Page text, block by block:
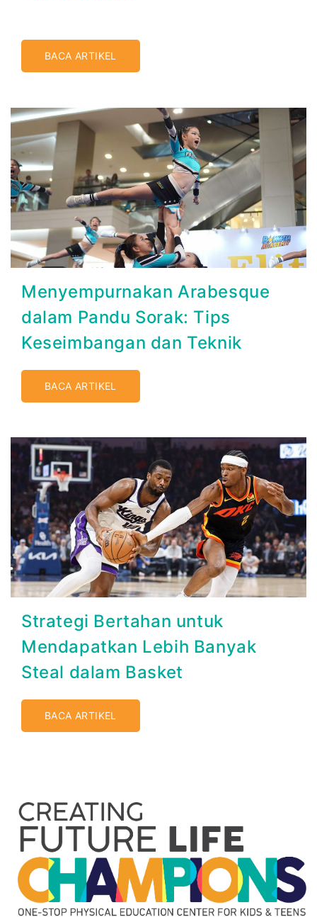
BACA ARTIKEL
Menyempurnakan Arabesque
dalam Pandu Sorak: Tips
Keseimbangan dan Teknik
BACA ARTIKEL
Strategi Bertahan untuk
Mendapatkan Lebih Banyak
Steal dalam Basket
BACA ARTIKEL